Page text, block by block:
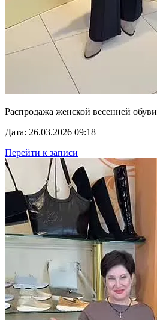
Распродажа женской весенней обуви
Дата: 26.03.2026 09:18
Перейти к записи